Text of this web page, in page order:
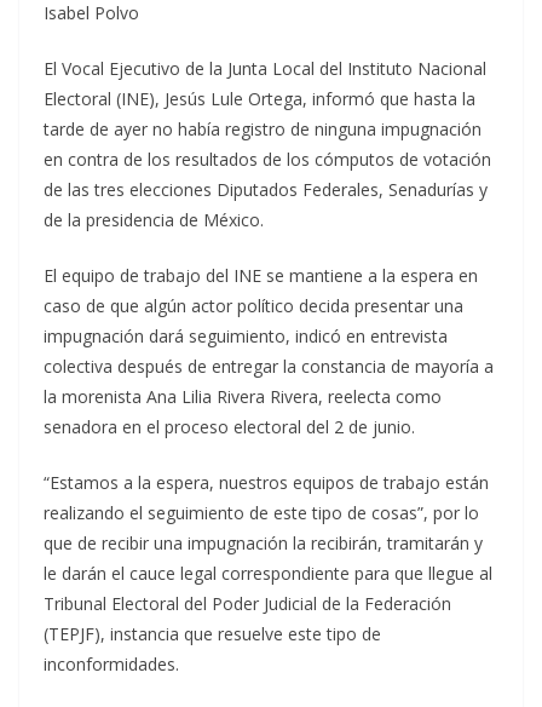
Isabel Polvo
El Vocal Ejecutivo de la Junta Local del Instituto Nacional
Electoral (INE), Jesús Lule Ortega, informó que hasta la
tarde de ayer no había registro de ninguna impugnación
en contra de los resultados de los cómputos de votación
de las tres elecciones Diputados Federales, Senadurías y
de la presidencia de México.
El equipo de trabajo del INE se mantiene a la espera en
caso de que algún actor político decida presentar una
impugnación dará seguimiento, indicó en entrevista
colectiva después de entregar la constancia de mayoría a
la morenista Ana Lilia Rivera Rivera, reelecta como
senadora en el proceso electoral del 2 de junio.
“Estamos a la espera, nuestros equipos de trabajo están
realizando el seguimiento de este tipo de cosas”, por lo
que de recibir una impugnación la recibirán, tramitarán y
le darán el cauce legal correspondiente para que llegue al
Tribunal Electoral del Poder Judicial de la Federación
(TEPJF), instancia que resuelve este tipo de
inconformidades.